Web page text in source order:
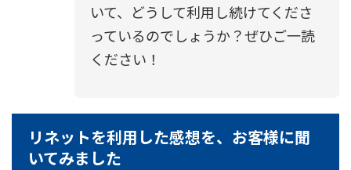
いて、どうして利用し続けてくださ
っているのでしょうか？ぜひご一読
ください！
リネットを利用した感想を、お客様に聞
いてみました